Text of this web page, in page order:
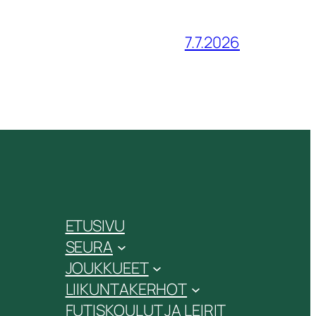
7.7.2026
ETUSIVU
SEURA
JOUKKUEET
LIIKUNTAKERHOT
FUTISKOULUT JA LEIRIT